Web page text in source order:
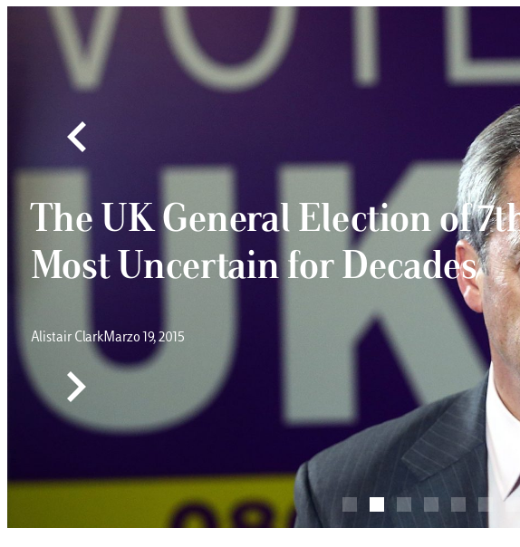
The UK General Election of
Most Uncertain for Decades
Alistair ClarkMarzo 19, 2015